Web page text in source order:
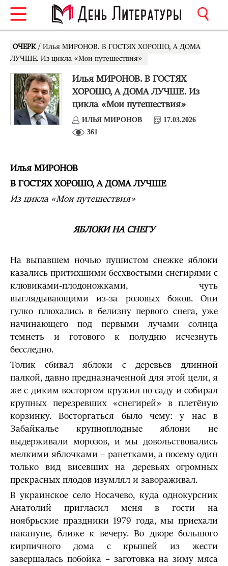
ОЧЕРК / Илья МИРОНОВ. В ГОСТЯХ ХОРОШО, А ДОМА
ЛУЧШЕ. Из цикла «Мои путешествия»
Илья МИРОНОВ. В ГОСТЯХ
ХОРОШО, А ДОМА ЛУЧШЕ. Из
цикла «Мои путешествия»
ИЛЬЯ МИРОНОВ
17.03.2026
361
Илья МИРОНОВ
В ГОСТЯХ ХОРОШО, А ДОМА ЛУЧШЕ
Из цикла «Мои путешествия»
ЯБЛОКИ НА СНЕГУ
На выпавшем ночью пушистом снежке яблоки
казались притихшими бесхвостыми снегирями с
клювиками-плодоножками, чуть
выглядывающими из-за розовых боков. Они
гулко плюхались в белизну первого снега, уже
начинающего под первыми лучами солнца
темнеть и готового к полудню исчезнуть
бесследно.
Толик сбивал яблоки с деревьев длинной
палкой, давно предназначенной для этой цели, я
же с диким восторгом кружил по саду и собирал
крупных перезревших «снегирей» в плетёную
корзинку. Восторгаться было чему: у нас в
Забайкалье крупноплодные яблони не
выдерживали морозов, и мы довольствовались
мелкими яблочками – ранетками, а посему один
только вид висевших на деревьях огромных
прекрасных плодов изумлял и завораживал.
В украинское село Носачево, куда однокурсник
Анатолий пригласил меня в гости на
ноябрьские праздники 1979 года, мы приехали
накануне, ближе к вечеру. Во дворе большого
кирпичного дома с крышей из жести
завершалась побойка – заготовка на зиму мяса